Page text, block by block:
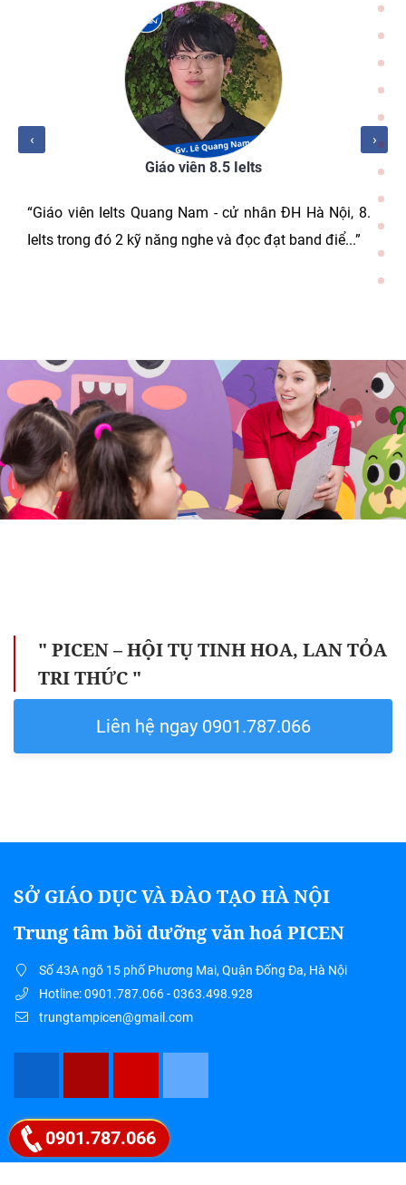
Giáo viên 8.5 Ielts
“Giáo viên Ielts Quang Nam - cử nhân ĐH Hà Nội, 8.5
Ielts trong đó 2 kỹ năng nghe và đọc đạt band điể...”
‹ ›
" PICEN – HỘI TỤ TINH HOA, LAN TỎA
TRI THỨC "
Liên hệ ngay 0901.787.066
SỞ GIÁO DỤC VÀ ĐÀO TẠO HÀ NỘI
Trung tâm bồi dưỡng văn hoá PICEN
Số 43A ngõ 15 phố Phương Mai, Quận Đống Đa, Hà Nội
Hotline: 0901.787.066 - 0363.498.928
trungtampicen@gmail.com
Google map
0901.787.066